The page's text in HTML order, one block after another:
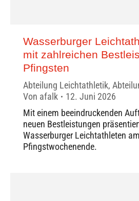
Wasserburger
mit zahlreichen
Pfingsten
Abteilung Leichtathletik,
Von afalk
12. Juni 2026
Mit einem beeindruckenden
neuen Bestleistungen
Wasserburger Leichtathleten am
Pfingstwochenende.